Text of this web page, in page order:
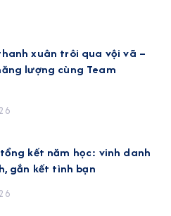
xuân trôi qua vội vã –
lượng cùng Team
kết năm học: vinh danh
gắn kết tình bạn